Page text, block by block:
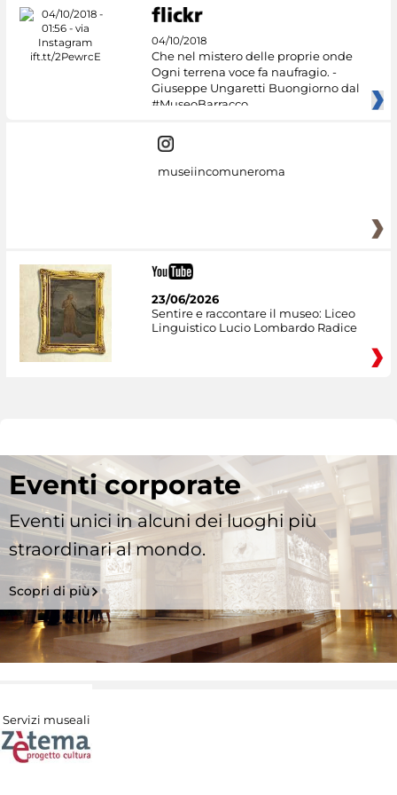
04/10/2018
Che nel mistero delle proprie onde
Ogni terrena voce fa naufragio. -
Giuseppe Ungaretti Buongiorno dal
#MuseoBarracco
museiincomuneroma
23/06/2026
Sentire e raccontare il museo: Liceo
Linguistico Lucio Lombardo Radice
Eventi corporate
Eventi unici in alcuni dei luoghi più
straordinari al mondo.
Scopri di più
Servizi museali